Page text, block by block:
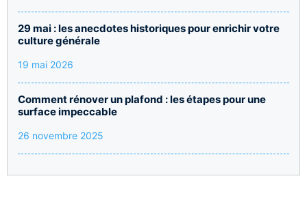
29 mai : les anecdotes historiques pour enrichir votre
culture générale
19 mai 2026
Comment rénover un plafond : les étapes pour une
surface impeccable
26 novembre 2025